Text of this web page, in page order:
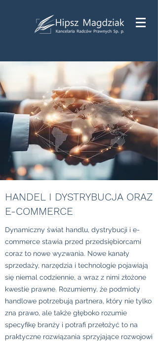
HANDEL I DYSTRYBUCJA ORAZ
E-COMMERCE
Dynamiczny świat handlu, dystrybucji i e-
commerce stawia przed przedsiębiorcami
coraz to nowe wyzwania. Nowe kanały
sprzedaży, narzędzia i technologie pojawiają
się niemal codziennie, a wraz z nimi złożone
kwestie prawne. Rozumiemy, że podmioty
handlowe potrzebują partnera, który nie tylko
zna prawo, ale także głęboko rozumie
specyfikę branży i potrafi przełożyć to na
praktyczne rozwiązania sprzyjające rozwojowi